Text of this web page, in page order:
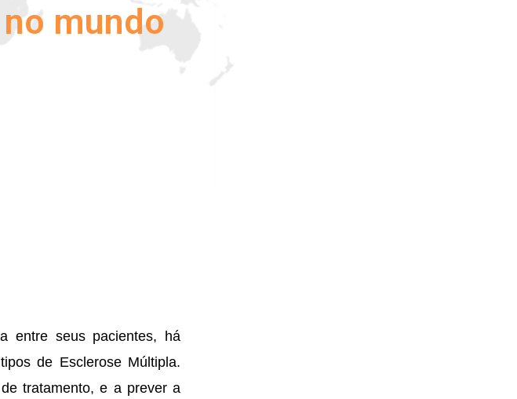
mundo
entre seus pacientes, há
de Esclerose Múltipla.
tratamento, e a prever a